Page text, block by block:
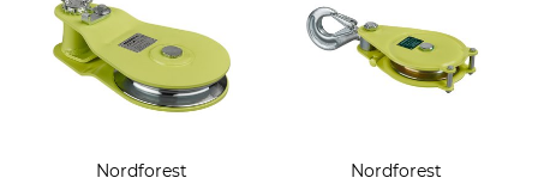
Nordforest
Nordforest